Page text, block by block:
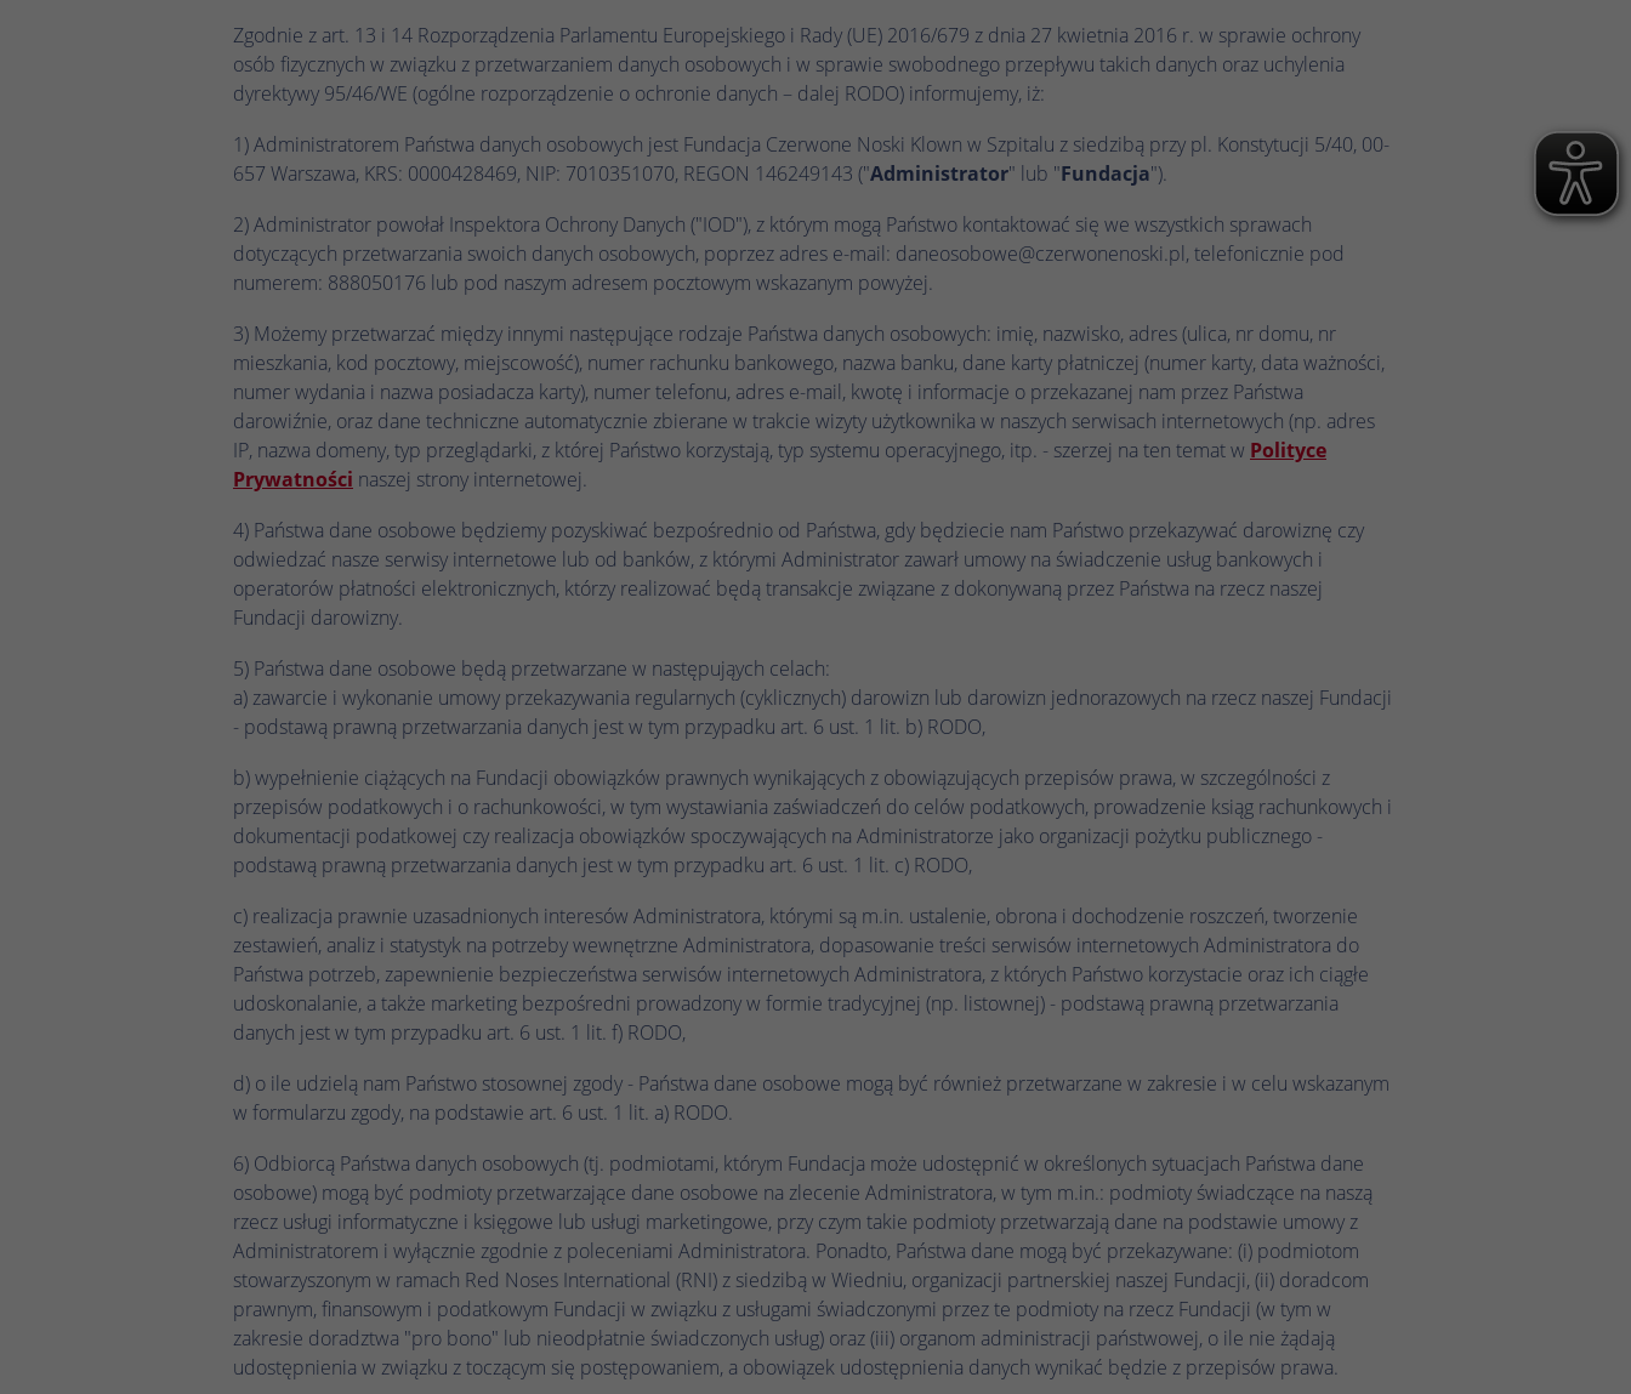
Zgodnie z art. 13 i 14 Rozporządzenia Parlamentu Europejskiego i Rady (UE) 2016/679 z dnia 27 kwietnia 2016 r. w sprawie ochrony
osób fizycznych w związku z przetwarzaniem danych osobowych i w sprawie swobodnego przepływu takich danych oraz uchylenia
dyrektywy 95/46/WE (ogólne rozporządzenie o ochronie danych – dalej RODO) informujemy, iż:
1) Administratorem Państwa danych osobowych jest Fundacja Czerwone Noski Klown w Szpitalu z siedzibą przy pl. Konstytucji 5/40, 00-
657 Warszawa, KRS: 0000428469, NIP: 7010351070, REGON 146249143 ("Administrator" lub "Fundacja").
2) Administrator powołał Inspektora Ochrony Danych ("IOD"), z którym mogą Państwo kontaktować się we wszystkich sprawach
dotyczących przetwarzania swoich danych osobowych, poprzez adres e-mail: daneosobowe@czerwonenoski.pl, telefonicznie pod
numerem: 888050176 lub pod naszym adresem pocztowym wskazanym powyżej.
3) Możemy przetwarzać między innymi następujące rodzaje Państwa danych osobowych: imię, nazwisko, adres (ulica, nr domu, nr
mieszkania, kod pocztowy, miejscowość), numer rachunku bankowego, nazwa banku, dane karty płatniczej (numer karty, data ważności,
numer wydania i nazwa posiadacza karty), numer telefonu, adres e-mail, kwotę i informacje o przekazanej nam przez Państwa
darowiźnie, oraz dane techniczne automatycznie zbierane w trakcie wizyty użytkownika w naszych serwisach internetowych (np. adres
IP, nazwa domeny, typ przeglądarki, z której Państwo korzystają, typ systemu operacyjnego, itp. - szerzej na ten temat w Polityce
Prywatności naszej strony internetowej.
4) Państwa dane osobowe będziemy pozyskiwać bezpośrednio od Państwa, gdy będziecie nam Państwo przekazywać darowiznę czy
odwiedzać nasze serwisy internetowe lub od banków, z którymi Administrator zawarł umowy na świadczenie usług bankowych i
operatorów płatności elektronicznych, którzy realizować będą transakcje związane z dokonywaną przez Państwa na rzecz naszej
Fundacji darowizny.
5) Państwa dane osobowe będą przetwarzane w następująych celach:
a) zawarcie i wykonanie umowy przekazywania regularnych (cyklicznych) darowizn lub darowizn jednorazowych na rzecz naszej Fundacji
- podstawą prawną przetwarzania danych jest w tym przypadku art. 6 ust. 1 lit. b) RODO,
b) wypełnienie ciążących na Fundacji obowiązków prawnych wynikających z obowiązujących przepisów prawa, w szczególności z
przepisów podatkowych i o rachunkowości, w tym wystawiania zaświadczeń do celów podatkowych, prowadzenie ksiąg rachunkowych i
dokumentacji podatkowej czy realizacja obowiązków spoczywających na Administratorze jako organizacji pożytku publicznego -
podstawą prawną przetwarzania danych jest w tym przypadku art. 6 ust. 1 lit. c) RODO,
c) realizacja prawnie uzasadnionych interesów Administratora, którymi są m.in. ustalenie, obrona i dochodzenie roszczeń, tworzenie
zestawień, analiz i statystyk na potrzeby wewnętrzne Administratora, dopasowanie treści serwisów internetowych Administratora do
Państwa potrzeb, zapewnienie bezpieczeństwa serwisów internetowych Administratora, z których Państwo korzystacie oraz ich ciągłe
udoskonalanie, a także marketing bezpośredni prowadzony w formie tradycyjnej (np. listownej) - podstawą prawną przetwarzania
danych jest w tym przypadku art. 6 ust. 1 lit. f) RODO,
d) o ile udzielą nam Państwo stosownej zgody - Państwa dane osobowe mogą być również przetwarzane w zakresie i w celu wskazanym
w formularzu zgody, na podstawie art. 6 ust. 1 lit. a) RODO.
6) Odbiorcą Państwa danych osobowych (tj. podmiotami, którym Fundacja może udostępnić w określonych sytuacjach Państwa dane
osobowe) mogą być podmioty przetwarzające dane osobowe na zlecenie Administratora, w tym m.in.: podmioty świadczące na naszą
rzecz usługi informatyczne i księgowe lub usługi marketingowe, przy czym takie podmioty przetwarzają dane na podstawie umowy z
Administratorem i wyłącznie zgodnie z poleceniami Administratora. Ponadto, Państwa dane mogą być przekazywane: (i) podmiotom
stowarzyszonym w ramach Red Noses International (RNI) z siedzibą w Wiedniu, organizacji partnerskiej naszej Fundacji, (ii) doradcom
prawnym, finansowym i podatkowym Fundacji w związku z usługami świadczonymi przez te podmioty na rzecz Fundacji (w tym w
zakresie doradztwa "pro bono" lub nieodpłatnie świadczonych usług) oraz (iii) organom administracji państwowej, o ile nie żądają
udostępnienia w związku z toczącym się postępowaniem, a obowiązek udostępnienia danych wynikać będzie z przepisów prawa.
Nazwa cookie_optin
Dostawca TYPO3
Czas trwania 1 rok
Zamiar
plików cookie dla tej witryny internetowej.
Dostawca TYPO3
Czas trwania 1 rok
Zamiar
wygenerowany identyfikator służący do
historycznego przechowywania wprowadzonych
ustawień, jeśli operator strony internetowej tak
to skonfigurował.
Wyświetl informacje o plikach cookie
Nazwa _ga
Dostawca Google Analytics
Czas trwania 1 rok 1 miesiąc 4 dni
Zamiar
Plik cookie _ga, instalowany przez Google
Analytics, oblicza dane dotyczące odwiedzających,
sesji i kampanii, a także śledzi wykorzystanie
witryny na potrzeby raportu analitycznego witryny.
Plik cookie przechowuje informacje anonimowo i
przypisuje losowo wygenerowany numer w celu
Nazwa _ga_.*
Czas trwania 1 rok 1 miesiąc 4 dni
Zamiar
Google Analytics ustawia ten plik cookie do
Nazwa _clck
Dostawca Microsoft Clarity
1 rok
Microsoft Clarity ustawia ten plik cookie, aby
zachować identyfikator użytkownika Clarity
podczas kolejnych wizyt na tej samej stronie
zostaną powiązane z tym samym identyfikatorem
Nazwa _clsk
Dostawca Microsoft Clarity
Czas trwania 1 dzień
Microsoft Clarity ustawia ten plik cookie w celu
Wyświetl informacje o plikach cookie
Marketing
Nazwa _fbp
Dostawca Meta Pixel
Czas trwania 3 miesiące
Zamiar
Facebook ustawia ten plik cookie w celu
Nazwa _gcl_au
Czas trwania 3 miesiące
Zamiar
Google Tag Manager ustawia ten plik cookie w
celu eksperymentowania z efektywnością reklam
witryn internetowych korzystających z ich usług.
Nazwa IDE
Czas trwania 13 miesięcy
Zamiar
Targetowanie/remarketing, pomiar skuteczności
Wyświetl informacje o plikach cookie